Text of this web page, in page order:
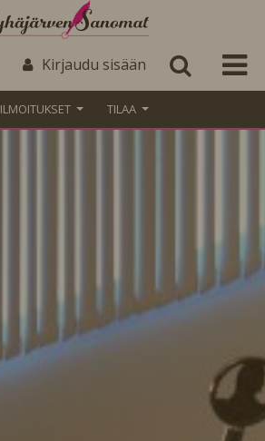
Kirjaudu sisään
ILMOITUKSET TILAA